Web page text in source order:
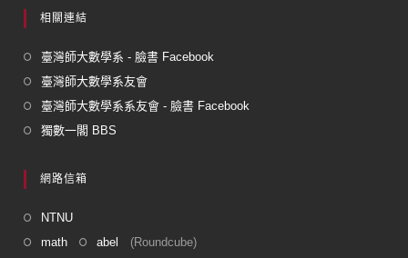
相關連結
臺灣師大數學系 - 臉書 Facebook
臺灣師大數學系友會
臺灣師大數學系系友會 - 臉書 Facebook
獨數一閣 BBS
網路信箱
NTNU
math
abel
(Roundcube)